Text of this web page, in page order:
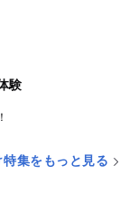
験
集をもっと見る